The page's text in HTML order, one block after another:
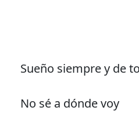
Sueño siempre y de
No sé a dónde voy